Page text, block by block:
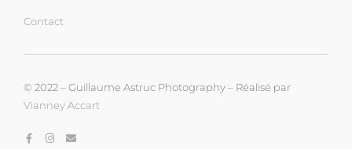
Contact
© 2022 – Guillaume Astruc Photography – Réalisé par
Vianney Accart